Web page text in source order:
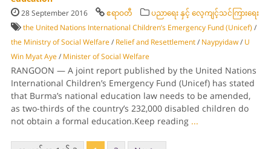
28 September 2016 ဧရာဝတီ
ပညာရေး နှင့် လေ့ကျင့်သင်ကြားရေး
the United Nations International Children’s Emergency Fund (Unicef) /
the Ministry of Social Welfare/ Relief and Resettlement/ Naypyidaw/ U
Win Myat Aye/ Minister of Social Welfare
RANGOON — A joint report published by the United Nations
International Children’s Emergency Fund (Unicef) has stated
that Burma’s national education law needs to be amended,
as two-thirds of the country’s 232,000 disabled children do
not obtain a formal education.Keep reading ...